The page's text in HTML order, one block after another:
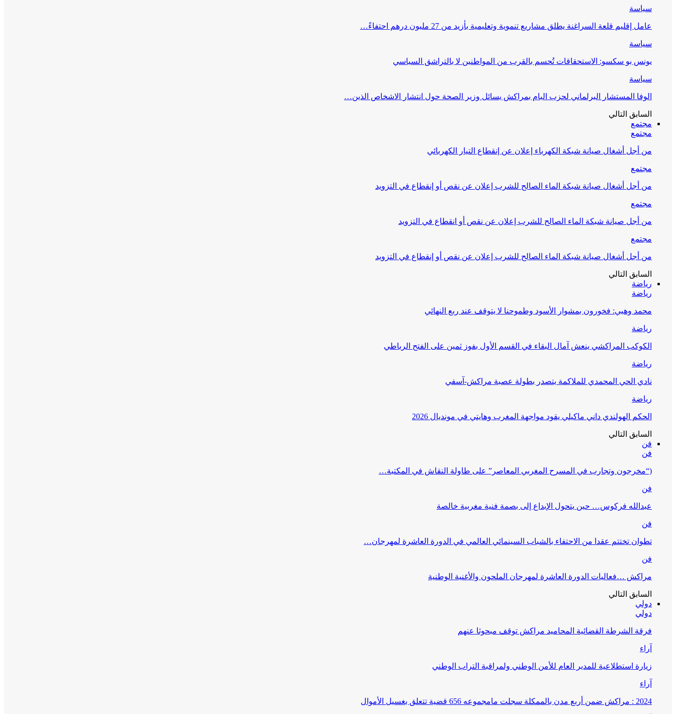
سياسة
عامل إقليم قلعة السراغنة يطلق مشاريع تنموية وتعليمية بأزيد من 27 مليون درهم احتفاءً…
سياسة
يونس بو سكسو: الاستحقاقات تُحسم بالقرب من المواطنين لا بالتراشق السياسي
سياسة
الوفا المستشار البرلماني لحزب البام بمراكش يسائل وزير الصحة حول انتشار الاشخاص الذين…
السابق التالي
مجتمع
مجتمع
من أجل أشغال صيانة شبكة الكهرباء إعلان عن إنقطاع التيار الكهربائي
مجتمع
من أجل أشغال صيانة شبكة الماء الصالح للشرب إعلان عن نقص أو إنقطاع في التزويد
مجتمع
من أجل صيانة شبكة الماء الصالح للشرب إعلان عن نقص أو انقطاع في التزويد
مجتمع
من أجل أشغال صيانة شبكة الماء الصالح للشرب إعلان عن نقص أو إنقطاع في التزويد
السابق التالي
رياضة
رياضة
محمد وهبي: فخورون بمشوار الأسود وطموحنا لا يتوقف عند ربع النهائي
رياضة
الكوكب المراكشي ينعش آمال البقاء في القسم الأول بفوز ثمين على الفتح الرباطي
رياضة
نادي الحي المحمدي للملاكمة يتصدر بطولة عصبة مراكش-آسفي
رياضة
الحكم الهولندي داني ماكيلي يقود مواجهة المغرب وهايتي في مونديال 2026
السابق التالي
فن
فن
(“مخرجون وتجارب في المسرح المغربي المعاصر” على طاولة النقاش في المكتبة…
فن
عبدالله فركوس… حين يتحول الإبداع إلى بصمة فنية مغربية خالصة
فن
تطوان تختتم عقدا من الاحتفاء بالشباب السينمائي العالمي في الدورة العاشرة لمهرجان…
فن
مراكش …فعاليات الدورة العاشرة لمهرجان الملحون والأغنية الوطنية
السابق التالي
دولي
دولي
فرقة الشرطة القضائية المحاميد مراكش توقف مبحوثا عنهم
آراء
زيارة استطلاعية للمدير العام للأمن الوطني ولمراقبة التراب الوطني
آراء
2024 : مراكش ضمن أربع مدن بالممكلة سجلت مامجموعه 656 قضية تتعلق بغسيل الأموال